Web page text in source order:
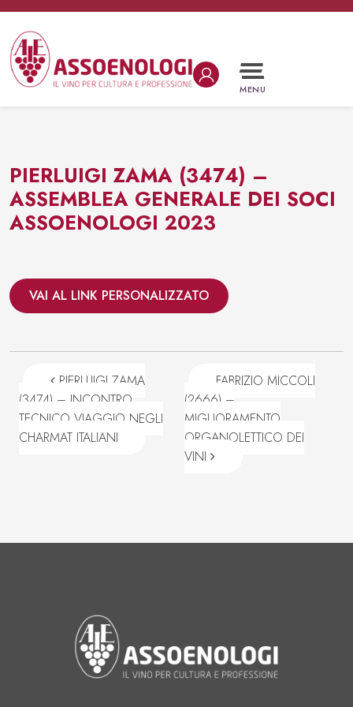
Vai al contenuto
Navigazione principale
MENU
PIERLUIGI ZAMA (3474) –
ASSEMBLEA GENERALE DEI SOCI
ASSOENOLOGI 2023
VAI AL LINK PERSONALIZZATO
Navigazione articoli
PIERLUIGI ZAMA
(3474) – INCONTRO
TECNICO VIAGGIO NEGLI
CHARMAT ITALIANI
FABRIZIO MICCOLI
(2666) –
MIGLIORAMENTO
ORGANOLETTICO DEI
VINI